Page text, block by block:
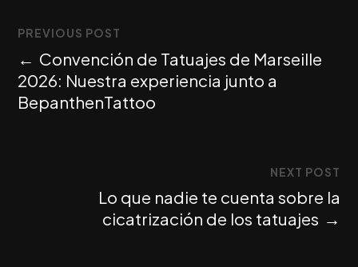
PREVIOUS POST
← Convención de Tatuajes de Marseille
2026: Nuestra experiencia junto a
BepanthenTattoo
NEXT POST
Lo que nadie te cuenta sobre la
cicatrización de los tatuajes →